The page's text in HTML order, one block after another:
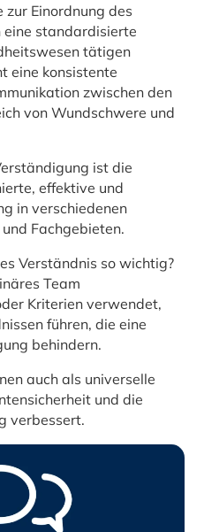
Einordnung des
eine standardisierte
tätigen
eine konsistente
zwischen den
von Wundschwere und
ist die
effektive und
in verschiedenen
Fachgebieten.
Verständnis so wichtig?
Team
Kriterien verwendet,
führen, die eine
behindern.
auch als universelle
und die
verbessert.